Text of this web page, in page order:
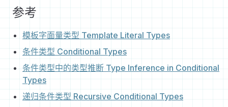
参考
模板字面量类型 Template Literal Types
条件类型 Conditional Types
条件类型中的类型推断 Type Inference in Conditional
Types
递归条件类型 Recursive Conditional Types